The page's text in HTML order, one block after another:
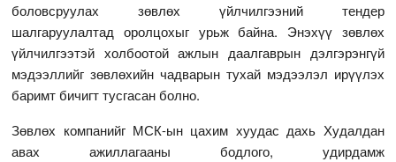
боловсруулах зөвлөх үйлчилгээний тендер
шалгаруулалтад оролцохыг урьж байна. Энэхүү зөвлөх
үйлчилгээтэй холбоотой ажлын даалгаврын дэлгэрэнгүй
мэдээллийг зөвлөхийн чадварын тухай мэдээлэл ирүүлэх
баримт бичигт тусгасан болно.
Зөвлөх компанийг МСК-ын цахим хуудас дахь Худалдан
авах ажиллагааны бодлого, удирдамж